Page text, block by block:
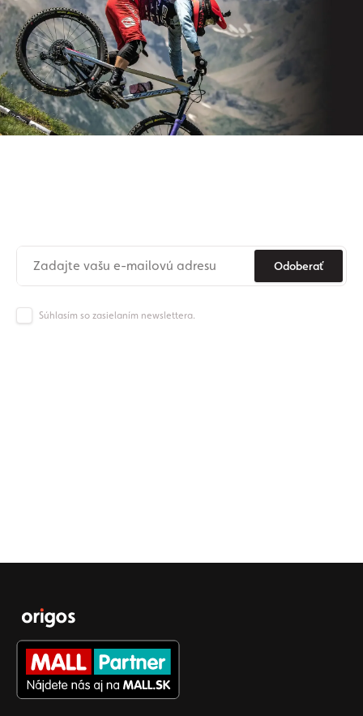
Odoberať
Súhlasím so zasielaním newslettera.